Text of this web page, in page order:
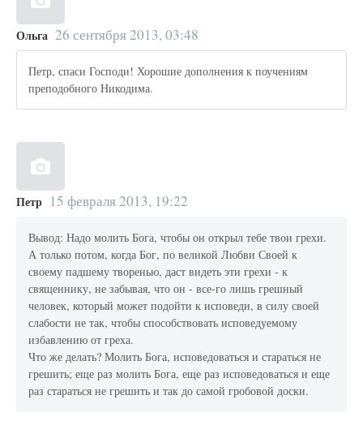
Ольга 26 сентября 2013, 03:48
Петр, спаси Господи! Хорошие дополнения к поучениям
преподобного Никодима.
Петр 15 февраля 2013, 19:22
Вывод: Надо молить Бога, чтобы он открыл тебе твои грехи.
А только потом, когда Бог, по великой Любви Своей к
своему падшему творенью, даст видеть эти грехи - к
священнику, не забывая, что он - все-го лишь грешный
человек, который может подойти к исповеди, в силу своей
слабости не так, чтобы способствовать исповедуемому
избавлению от греха.
Что же делать? Молить Бога, исповедоваться и стараться не
грешить; еще раз молить Бога, еще раз исповедоваться и еще
раз стараться не грешить и так до самой гробовой доски.